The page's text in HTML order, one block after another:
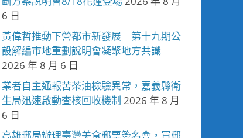
6 日
黃偉哲推動下營都市新發展 第十九期公
設解編市地重劃說明會凝聚地方共識
2026 年 8 月 6 日
業者自主通報苦茶油檢驗異常，嘉義縣衛
生局迅速啟動查核回收機制 2026 年 8 月
6 日